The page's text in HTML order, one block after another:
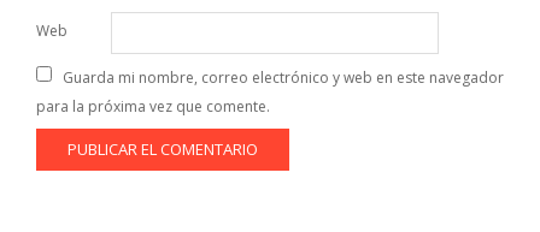
Web
Guarda mi nombre, correo electrónico y web en este navegador
para la próxima vez que comente.